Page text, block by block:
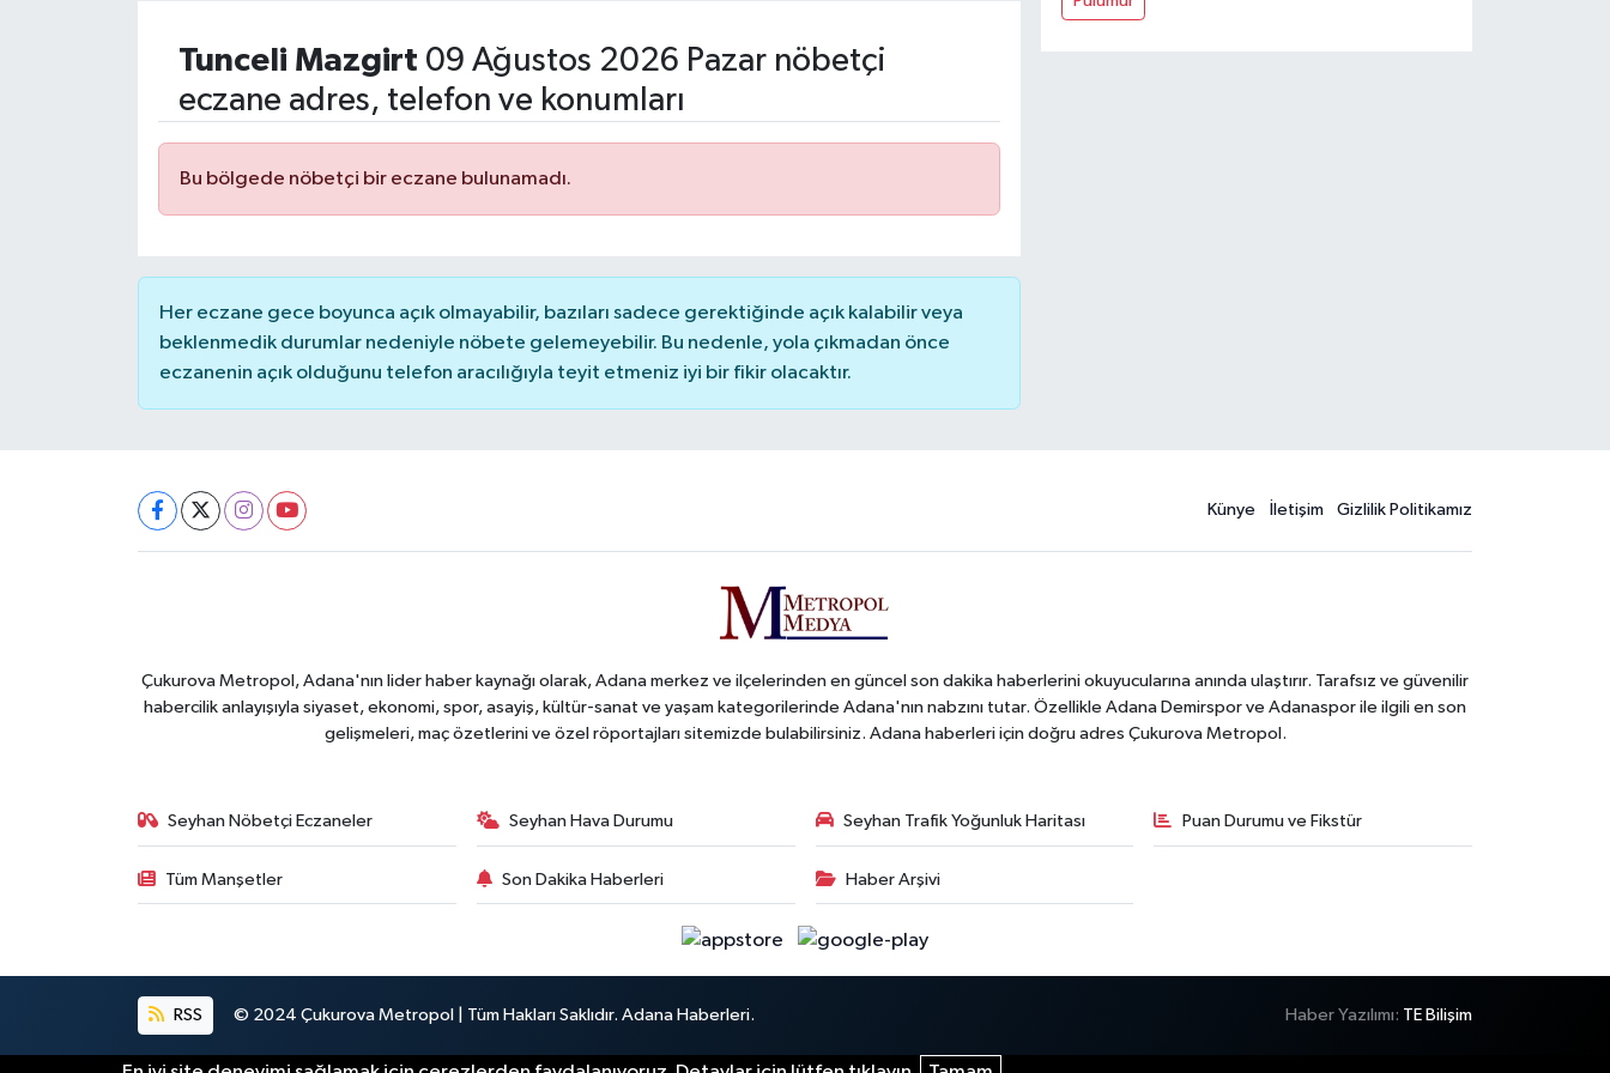
Tunceli Mazgirt 09 Ağustos 2026 Pazar nöbetçi
eczane adres, telefon ve konumları
Bu bölgede nöbetçi bir eczane bulunamadı.
Her eczane gece boyunca açık olmayabilir, bazıları sadece gerektiğinde açık kalabilir veya
beklenmedik durumlar nedeniyle nöbete gelemeyebilir. Bu nedenle, yola çıkmadan önce
eczanenin açık olduğunu telefon aracılığıyla teyit etmeniz iyi bir fikir olacaktır.
Künye İletişim Gizlilik Politikamız
Çukurova Metropol, Adana'nın lider haber kaynağı olarak, Adana merkez ve ilçelerinden en güncel son dakika haberlerini okuyucularına anında ulaştırır. Tarafsız ve güvenilir
habercilik anlayışıyla siyaset, ekonomi, spor, asayiş, kültür-sanat ve yaşam kategorilerinde Adana'nın nabzını tutar. Özellikle Adana Demirspor ve Adanaspor ile ilgili en son
gelişmeleri, maç özetlerini ve özel röportajları sitemizde bulabilirsiniz. Adana haberleri için doğru adres Çukurova Metropol.
Seyhan Nöbetçi Eczaneler Seyhan Hava Durumu Seyhan Trafik Yoğunluk Haritası Puan Durumu ve Fikstür
Tüm Manşetler Son Dakika Haberleri Haber Arşivi
RSS © 2024 Çukurova Metropol | Tüm Hakları Saklıdır. Adana Haberleri. Haber Yazılımı: TE Bilişim